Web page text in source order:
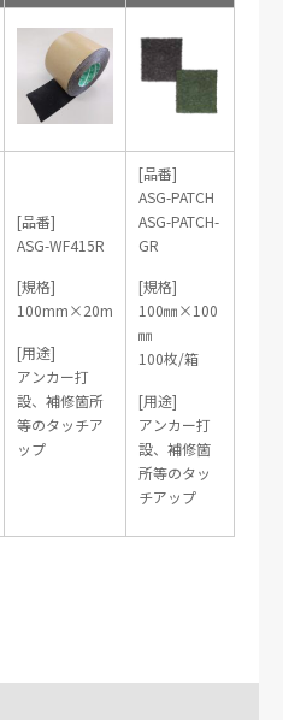
[品番]
ASG-WF415R
[規格]
100mm×20m
[用途]
アンカー打
設、補修箇所
等のタッチア
ップ
[品番]
ASG-PATCH
ASG-PATCH-
GR
[規格]
100㎜×100
㎜
100枚/箱
[用途]
アンカー打
設、補修箇
所等のタッ
チアップ